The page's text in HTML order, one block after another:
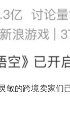
敏的跨境卖家们